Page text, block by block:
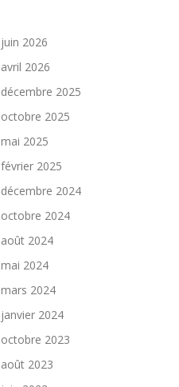
juin 2026
avril 2026
décembre 2025
octobre 2025
mai 2025
février 2025
décembre 2024
octobre 2024
août 2024
mai 2024
mars 2024
janvier 2024
octobre 2023
août 2023